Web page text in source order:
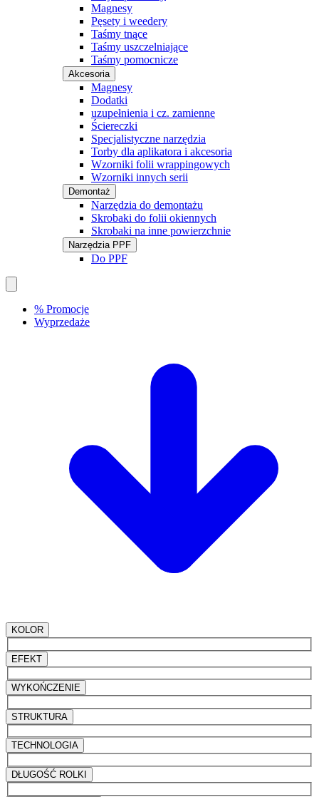
Magnesy
Pęsety i weedery
Taśmy tnące
Taśmy uszczelniające
Taśmy pomocnicze
Akcesoria
Magnesy
Dodatki
uzupełnienia i cz. zamienne
Ściereczki
Specjalistyczne narzędzia
Torby dla aplikatora i akcesoria
Wzorniki folii wrappingowych
Wzorniki innych serii
Demontaż
Narzędzia do demontażu
Skrobaki do folii okiennych
Skrobaki na inne powierzchnie
Narzędzia PPF
Do PPF
% Promocje
Wyprzedaże
KOLOR
EFEKT
WYKOŃCZENIE
STRUKTURA
TECHNOLOGIA
DŁUGOŚĆ ROLKI